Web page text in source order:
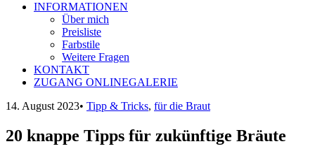
INFORMATIONEN
Über mich
Preisliste
Farbstile
Weitere Fragen
KONTAKT
ZUGANG ONLINEGALERIE
14. August 2023• Tipp & Tricks, für die Braut
20 knappe Tipps für zukünftige Bräute